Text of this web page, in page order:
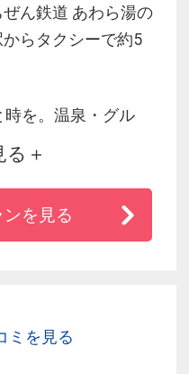
ぜん鉄道 あわら湯の
からタクシーで約5
を。温泉・グル
光スポットも満
る
を見る
ミを見る